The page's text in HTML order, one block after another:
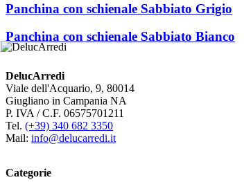
Panchina con schienale Sabbiato Grigio
Panchina con schienale Sabbiato Bianco
DelucArredi
Viale dell'Acquario, 9, 80014
Giugliano in Campania NA
P. IVA / C.F. 06575701211
Tel. (+39) 340 682 3350
Mail: info@delucarredi.it
Categorie